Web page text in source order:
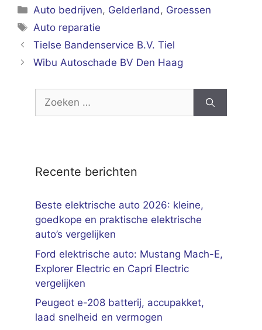
Categorieën
Auto bedrijven, Gelderland, Groessen
Tags
Auto reparatie
Tielse Bandenservice B.V. Tiel
Wibu Autoschade BV Den Haag
Zoek
Recente berichten
Beste elektrische auto 2026: kleine,
goedkope en praktische elektrische
auto’s vergelijken
Ford elektrische auto: Mustang Mach-E,
Explorer Electric en Capri Electric
vergelijken
Peugeot e-208 batterij, accupakket,
laad snelheid en vermogen